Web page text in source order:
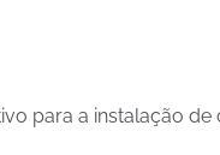
para a instalação de